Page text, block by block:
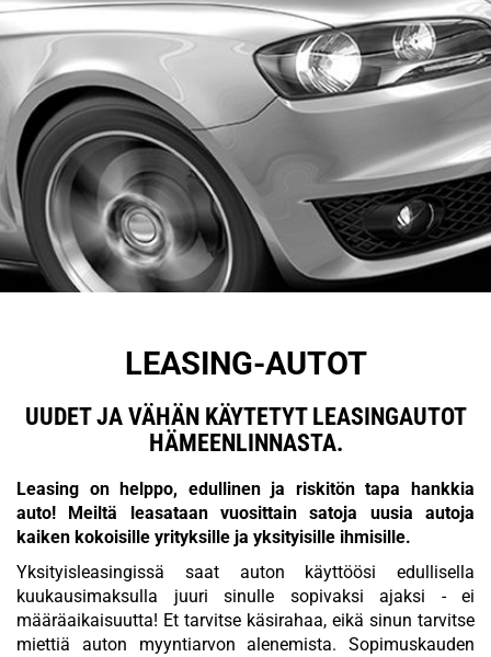
LEASING-AUTOT
UUDET JA VÄHÄN KÄYTETYT LEASINGAUTOT
HÄMEENLINNASTA.
Leasing on helppo, edullinen ja riskitön tapa hankkia
auto! Meiltä leasataan vuosittain satoja uusia autoja
kaiken kokoisille yrityksille ja yksityisille ihmisille.
Yksityisleasingissä saat auton käyttöösi edullisella
kuukausimaksulla juuri sinulle sopivaksi ajaksi - ei
määräaikaisuutta! Et tarvitse käsirahaa, eikä sinun tarvitse
miettiä auton myyntiarvon alenemista. Sopimuskauden